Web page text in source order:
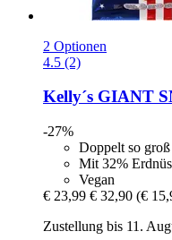
2 Optionen
4.5 (2)
Kelly´s GIANT
-27%
Doppelt so
Mit 32%
Vegan
€ 23,99 € 32,90 (€
Zustellung bis 11.